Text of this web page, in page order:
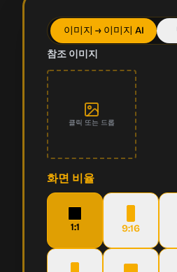
이미지 → 이미지 AI
참조 이미지
클릭 또는 드롭
화면 비율
1:1 9:16